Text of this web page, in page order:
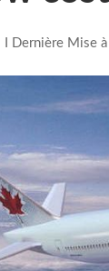
Dernière Mise